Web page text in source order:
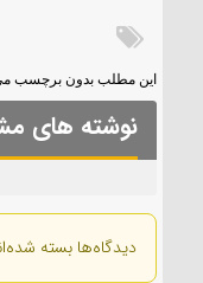
این مطلب بدون برچسب
نوشته های
دیدگاه‌ها بسته